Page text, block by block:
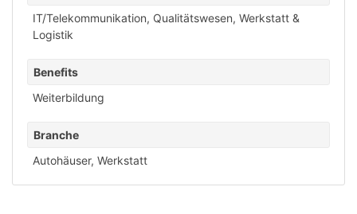
IT/Telekommunikation, Qualitätswesen, Werkstatt &
Logistik
Benefits
Weiterbildung
Branche
Autohäuser, Werkstatt